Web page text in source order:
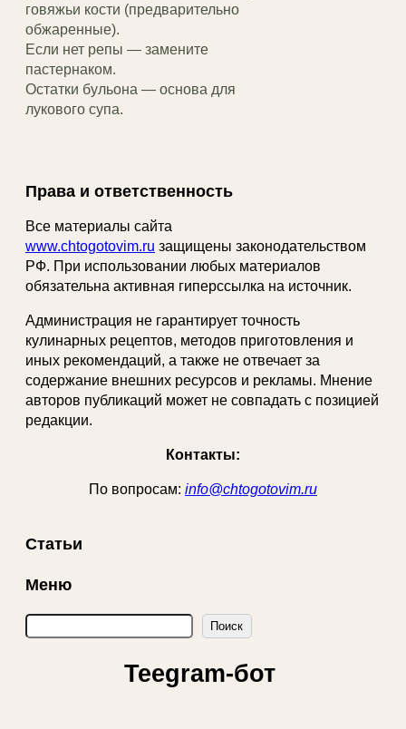
говяжьи кости (предварительно
обжаренные).
Если нет репы — замените
пастернаком.
Остатки бульона — основа для
лукового супа.
Права и ответственность
Все материалы сайта
www.chtogotovim.ru защищены законодательством
РФ. При использовании любых материалов
обязательна активная гиперссылка на источник.
Администрация не гарантирует точность
кулинарных рецептов, методов приготовления и
иных рекомендаций, а также не отвечает за
содержание внешних ресурсов и рекламы. Мнение
авторов публикаций может не совпадать с позицией
редакции.
Контакты:
По вопросам: info@chtogotovim.ru
Статьи
Меню
П
о
с
Поиск
Teegram-бот